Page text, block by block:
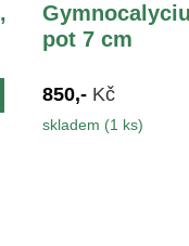
pot 7 cm
850,- Kč
skladem (1 ks)